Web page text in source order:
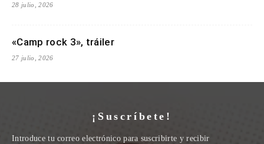
28 julio, 2026
«Camp rock 3», tráiler
27 julio, 2026
¡Suscríbete!
Introduce tu correo electrónico para suscribirte y recibir